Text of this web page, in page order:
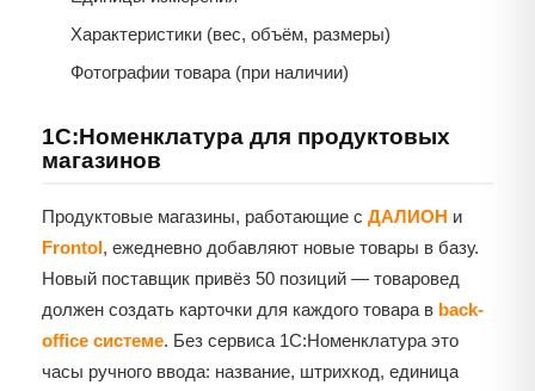
Характеристики (вес, объём, размеры)
Фотографии товара (при наличии)
1С:Номенклатура для продуктовых
магазинов
Продуктовые магазины, работающие с ДАЛИОН и
Frontol, ежедневно добавляют новые товары в базу.
Новый поставщик привёз 50 позиций — товаровед
должен создать карточки для каждого товара в back-
office системе. Без сервиса 1С:Номенклатура это
часы ручного ввода: название, штрихкод, единица